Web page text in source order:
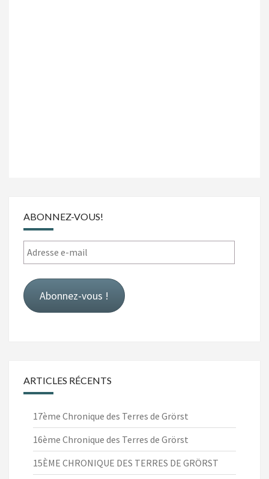
ABONNEZ-VOUS!
Adresse
e-
mail
Abonnez-vous !
ARTICLES RÉCENTS
17ème Chronique des Terres de Grörst
16ème Chronique des Terres de Grörst
15ÈME CHRONIQUE DES TERRES DE GRÖRST